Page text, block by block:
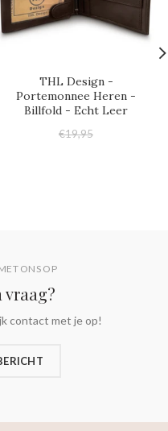
THL Design -
Portemonnee Heren -
Billfold - Echt Leer
€19,95
ONS OP
vraag?
contact met je op!